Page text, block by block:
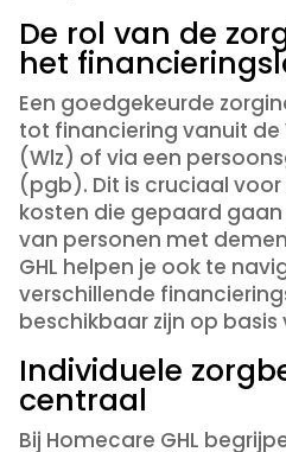
De rol van de
het
Een goedgekeurde
tot financiering vanuit de
(Wlz) of via een
(pgb). Dit is cruciaal
kosten die gepaard
van personen met
GHL helpen je ook te
verschillende
beschikbaar zijn op
Individuele
centraal
Bij Homecare GHL